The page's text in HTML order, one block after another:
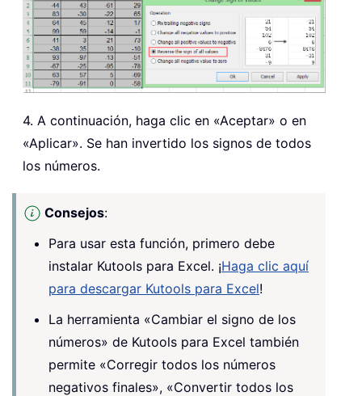
4. A continuación, haga clic en «Aceptar» o en
«Aplicar». Se han invertido los signos de todos
los números.
Consejos:
Para usar esta función, primero debe
instalar Kutools para Excel. ¡Haga clic aquí
para descargar Kutools para Excel!
La herramienta «Cambiar el signo de los
números» de Kutools para Excel también
permite «Corregir todos los números
negativos finales», «Convertir todos los